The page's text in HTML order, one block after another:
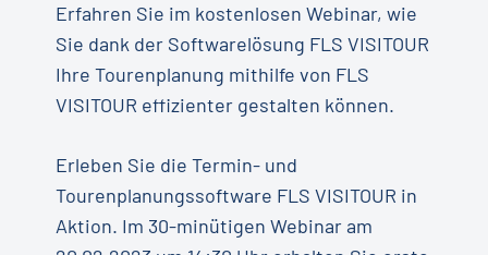
Erfahren Sie im kostenlosen Webinar, wie
Sie dank der Softwarelösung FLS VISITOUR
Ihre Tourenplanung mithilfe von FLS
VISITOUR effizienter gestalten können.
Erleben Sie die Termin- und
Tourenplanungssoftware FLS VISITOUR in
Aktion. Im 30-minütigen Webinar am